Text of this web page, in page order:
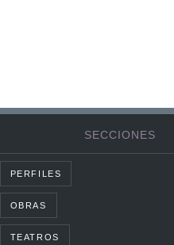
SECCIONES
PERFILES
OBRAS
TEATROS